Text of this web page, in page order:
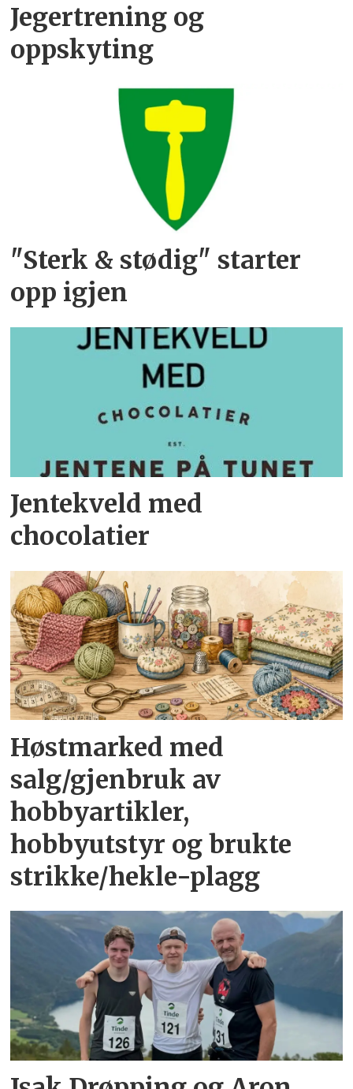
Jegertrening og
oppskyting
"Sterk & stødig" starter
opp igjen
Jentekveld med
chocolatier
Høstmarked med
salg/gjenbruk av
hobbyartikler,
hobbyutstyr og brukte
strikke/hekle-plagg